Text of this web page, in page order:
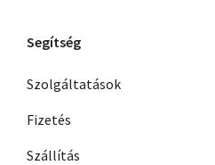
Segítség
Szolgáltatások
Fizetés
Szállítás